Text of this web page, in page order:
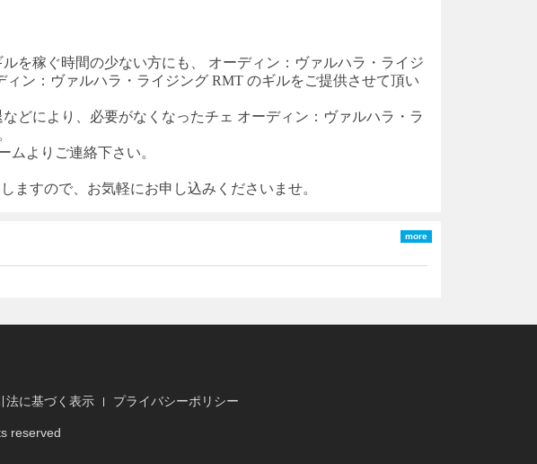
を稼ぐ時間の少ない方にも、
オーディン：ヴァルハラ・ライジ
ィン：ヴァルハラ・ライジング RMT のギルをご提供させて頂い
などにより、必要がなくなったチェ オーディン：ヴァルハラ・ラ
ムよりご連絡下さい。
ますので、お気軽にお申し込みくださいませ。
more
法に基づく表示 プライバシーポリシー
reserved